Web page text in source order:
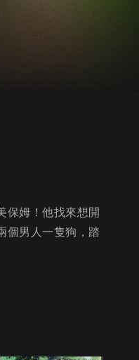
保姆！他找來想開
個男人一隻狗，踏